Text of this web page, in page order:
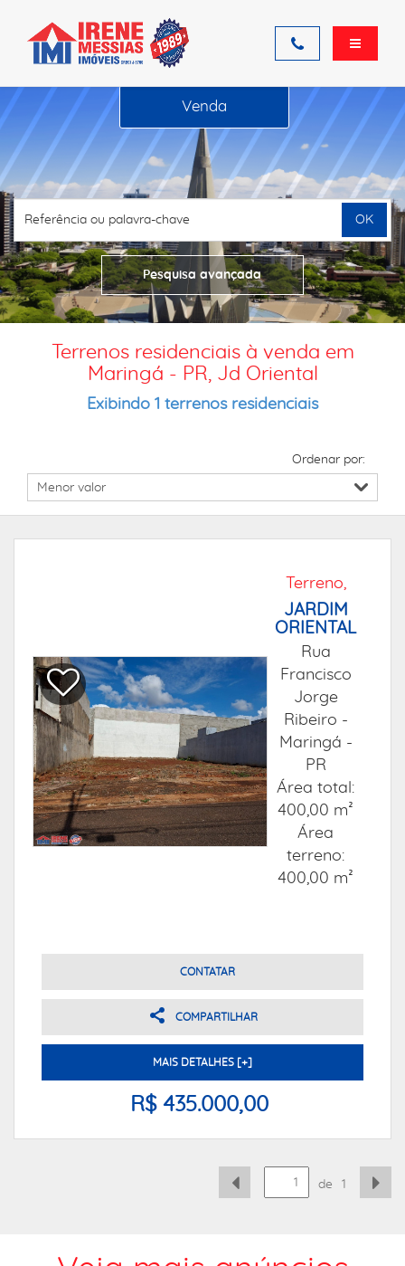
Venda
Pesquisa avançada
OK
Terrenos residenciais à venda em
Maringá - PR, Jd Oriental
Exibindo 1 terrenos residenciais
Ordenar por:
Terreno,
JARDIM
ORIENTAL
Rua
Francisco
Jorge
Ribeiro -
Maringá -
PR
Área total:
400,00 m²
Área
terreno:
400,00 m²
CONTATAR
COMPARTILHAR
MAIS DETALHES [+]
R$ 435.000,00
de 1